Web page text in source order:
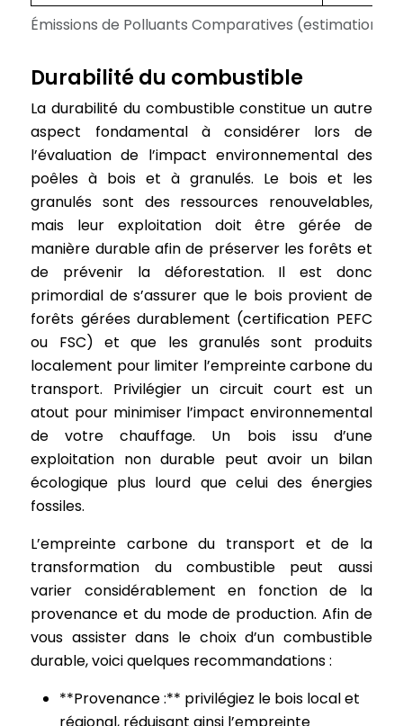
Émissions de Polluants Comparatives (estimations)
Durabilité du combustible
La durabilité du combustible constitue un autre
aspect fondamental à considérer lors de
l’évaluation de l’impact environnemental des
poêles à bois et à granulés. Le bois et les
granulés sont des ressources renouvelables,
mais leur exploitation doit être gérée de
manière durable afin de préserver les forêts et
de prévenir la déforestation. Il est donc
primordial de s’assurer que le bois provient de
forêts gérées durablement (certification PEFC
ou FSC) et que les granulés sont produits
localement pour limiter l’empreinte carbone du
transport. Privilégier un circuit court est un
atout pour minimiser l’impact environnemental
de votre chauffage. Un bois issu d’une
exploitation non durable peut avoir un bilan
écologique plus lourd que celui des énergies
fossiles.
L’empreinte carbone du transport et de la
transformation du combustible peut aussi
varier considérablement en fonction de la
provenance et du mode de production. Afin de
vous assister dans le choix d’un combustible
durable, voici quelques recommandations :
**Provenance :** privilégiez le bois local et